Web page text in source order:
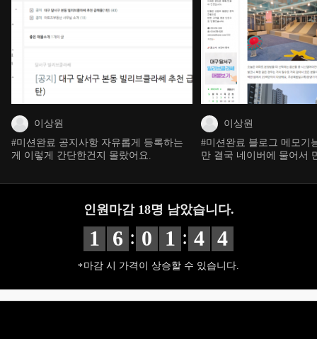
이상원
#미션완료 공지사항 자유롭게 등록하는
게 이렇게 간단한건지 몰랐어요.
이상원
#미션완료 블로그 메모기
만 결국 네이버에 물어서
인원마감 18명 남았습니다.
1 6 : 0 1 : 4 2
마감 시 가격이 상승할 수 있습니다.